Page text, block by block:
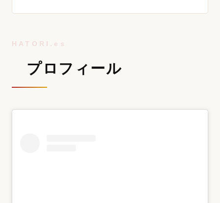
プロフィール